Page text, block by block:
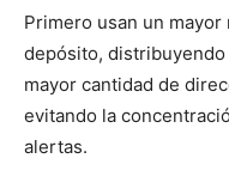
Primero usan un
depósito,
mayor cantidad de
evitando la
alertas.